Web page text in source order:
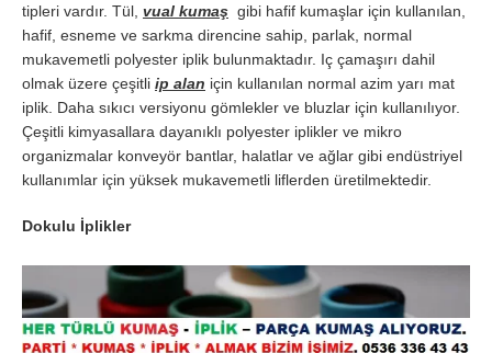
tipleri vardır. Tül, vual kumaş gibi hafif kumaşlar için kullanılan,
hafif, esneme ve sarkma direncine sahip, parlak, normal
mukavemetli polyester iplik bulunmaktadır. Iç çamaşırı dahil
olmak üzere çeşitli ip alan için kullanılan normal azim yarı mat
iplik. Daha sıkıcı versiyonu gömlekler ve bluzlar için kullanılıyor.
Çeşitli kimyasallara dayanıklı polyester iplikler ve mikro
organizmalar konveyör bantlar, halatlar ve ağlar gibi endüstriyel
kullanımlar için yüksek mukavemetli liflerden üretilmektedir.
Dokulu İplikler